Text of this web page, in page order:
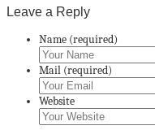
Leave a Reply
Name (required)
Mail (required)
Website